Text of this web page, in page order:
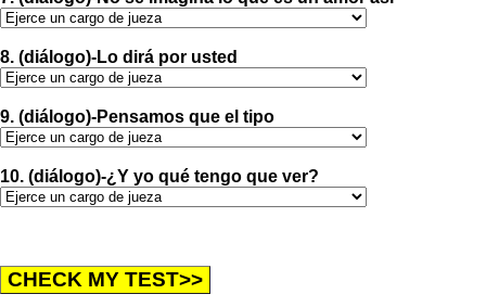
8. (diálogo)-Lo dirá por usted
9. (diálogo)-Pensamos que el tipo
10. (diálogo)-¿Y yo qué tengo que ver?